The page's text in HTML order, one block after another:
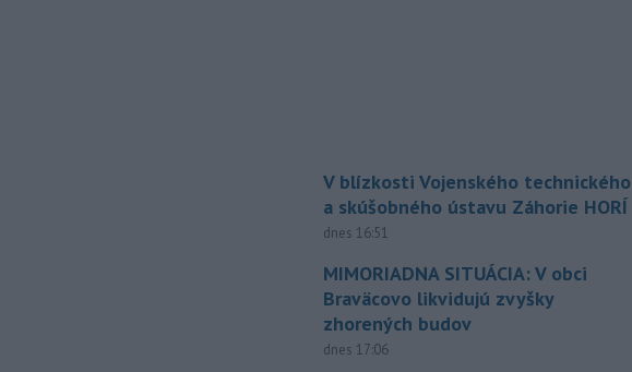
V blízkosti Vojenského technického
a skúšobného ústavu Záhorie HORÍ
dnes 16:51
MIMORIADNA SITUÁCIA: V obci
Braväcovo likvidujú zvyšky
zhorených budov
dnes 17:06